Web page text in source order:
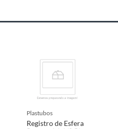
plastubos
Registro de Esfera